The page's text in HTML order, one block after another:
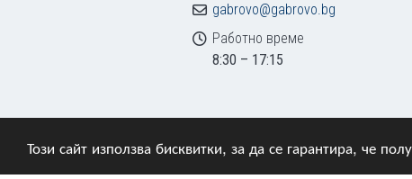
Този сайт използва бисквитки, за да се гарантира, че
gabrovo@gabrovo.bg
Работно време
8:30 – 17:15
© 2009–2026 Община Габрово. Всички права